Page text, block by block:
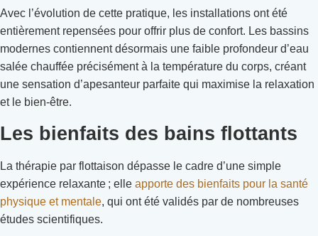
Avec l’évolution de cette pratique, les installations ont été
entièrement repensées pour offrir plus de confort. Les bassins
modernes contiennent désormais une faible profondeur d’eau
salée chauffée précisément à la température du corps, créant
une sensation d’apesanteur parfaite qui maximise la relaxation
et le bien-être.
Les bienfaits des bains flottants
La thérapie par flottaison dépasse le cadre d’une simple
expérience relaxante ; elle apporte des bienfaits pour la santé
physique et mentale, qui ont été validés par de nombreuses
études scientifiques.